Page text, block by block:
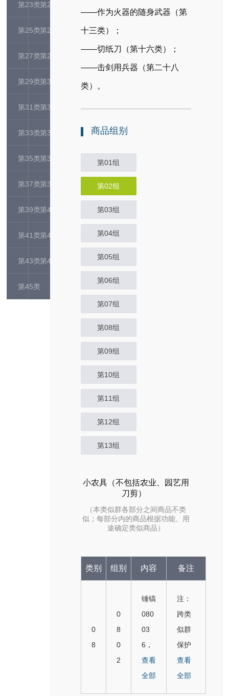
第23类第24类
第25类第26类
第27类第28类
第29类第30类
第31类第32类
第33类第34类
第35类第36类
第37类第38类
第39类第40类
第41类第42类
第43类第44类
第45类
——作为火器的随身武器（第
十三类）；
——切纸刀（第十六类）；
——击剑用兵器（第二十八
类）。
商品组别
第01组
第02组
第03组
第04组
第05组
第06组
第07组
第08组
第09组
第10组
第11组
第12组
第13组
小农具（不包括农业、园艺用
刀剪）
（本类似群各部分之间商品不类
似；每部分内的商品根据功能、用
途确定类似商品）
类别 组别 内容 备注
0
8
0
8
0
2
锤镐
080
03
6，
鹤嘴
镐0
查看
全部
注：
跨类
似群
保护
商
品：
查看
全部